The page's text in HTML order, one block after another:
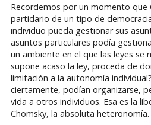
Recordemos por un momento que
partidario de un tipo de
individuo pueda gestionar sus
asuntos particulares podía
un ambiente en el que las leyes se
supone acaso la ley, proceda de
limitación a la autonomía
ciertamente, podían organizarse,
vida a otros individuos. Esa es la
Chomsky, la absoluta heteronomía.